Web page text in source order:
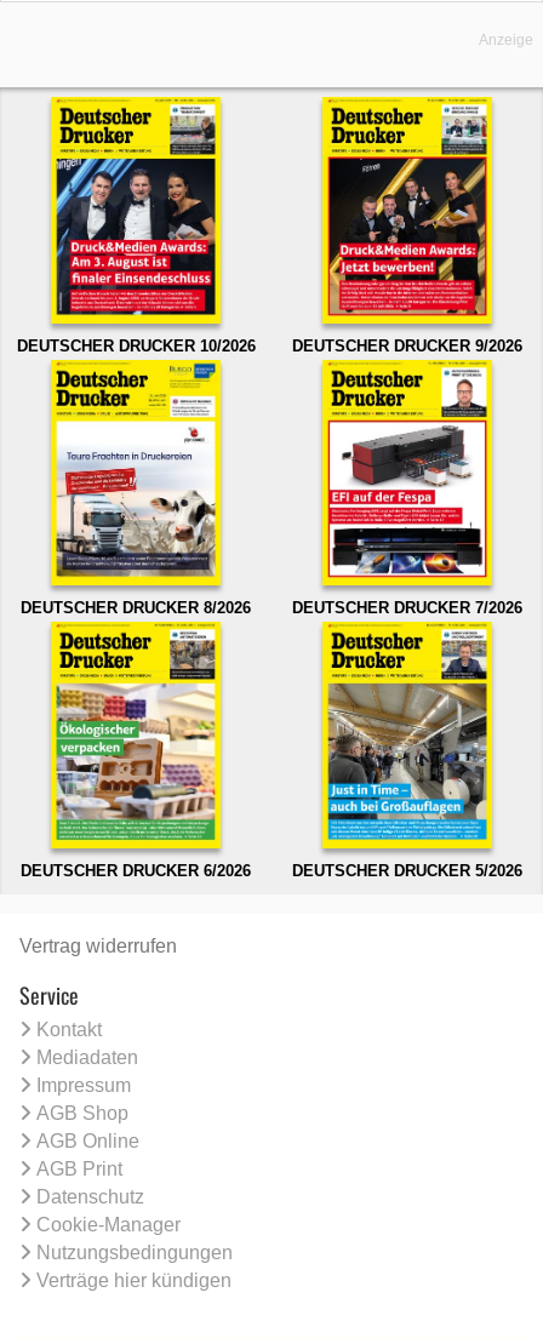
Anzeige
DEUTSCHER DRUCKER 10/2026 DEUTSCHER DRUCKER 9/2026
DEUTSCHER DRUCKER 8/2026 DEUTSCHER DRUCKER 7/2026
DEUTSCHER DRUCKER 6/2026 DEUTSCHER DRUCKER 5/2026
Vertrag widerrufen
Service
Kontakt
Mediadaten
Impressum
AGB Shop
AGB Online
AGB Print
Datenschutz
Cookie-Manager
Nutzungsbedingungen
Verträge hier kündigen